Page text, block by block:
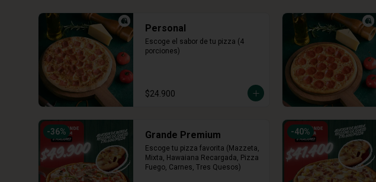
Personal
Escoge el sabor de tu pizza (4
porciones)
$24.900
-36% Grande Premium
Escoge tu pizza favorita (Mazzeta,
Mixta, Hawaiana Recargada, Pizza
Fuego, Carnes, Tres Quesos)
-40%